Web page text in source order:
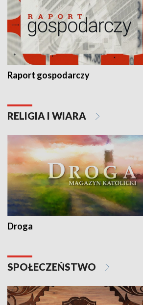
Raport gospodarczy
RELIGIA I WIARA
Droga
SPOŁECZEŃSTWO